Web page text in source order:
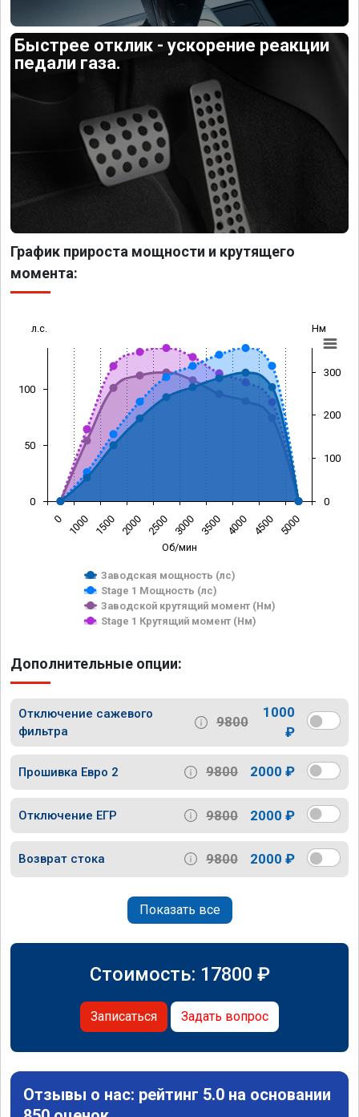
Быстрее отклик - ускорение реакции
педали газа.
График прироста мощности и крутящего
момента:
Об/мин
л.с. Нм
Заводская мощность (лс)
Stage 1 Мощность (лс)
Заводской крутящий момент (Нм)
Stage 1 Крутящий момент (Нм)
0 1000 1500 2000 2500 3000 3500 4000 4500 5000
0
50
100
0
100
200
300
Дополнительные опции:
Отключение сажевого
фильтра
9800
1000
₽
Прошивка Евро 2 9800 2000 ₽
Отключение ЕГР 9800 2000 ₽
Возврат стока 9800 2000 ₽
Показать все
Стоимость: 17800 ₽
Записаться Задать вопрос
Отзывы о нас: рейтинг 5.0 на основании